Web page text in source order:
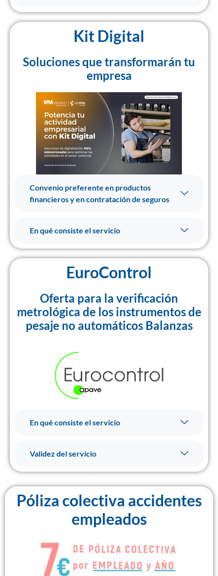
Kit Digital
Soluciones que transformarán tu
empresa
Convenio preferente en productos
financieros y en contratación de seguros
En qué consiste el servicio
EuroControl
Oferta para la verificación
metrológica de los instrumentos de
pesaje no automáticos Balanzas
En qué consiste el servicio
Validez del servicio
Póliza colectiva accidentes
empleados